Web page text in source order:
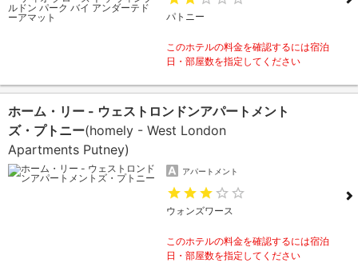
パトニー
このホテルの料金を確認するには宿泊
日・部屋数を指定してください
ホーム・リー - ウェストロンドンアパートメント
ズ・プトニー(homely - West London
Apartments Putney)
アパートメント
ウォンズワース
このホテルの料金を確認するには宿泊
日・部屋数を指定してください